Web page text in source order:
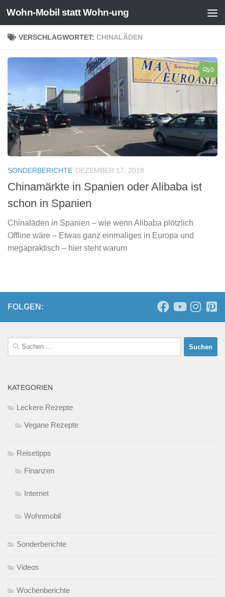
Zum Inhalt springen
Wohn-Mobil statt Wohn-ung
VERSCHLAGWORTET: CHINALÄDEN
0
SONDERBERICHTE DEZEMBER 17, 2018
Chinamärkte in Spanien oder Alibaba ist
schon in Spanien
Chinaläden in Spanien – wie wenn Alibaba plötzlich
Offline wäre – Etwas ganz einmaliges in Europa und
megapraktisch – hier steht warum
FOLGEN:
Suchen
nach:
KATEGORIEN
Leckere Rezepte
Vegane Rezepte
Reisetipps
Finanzen
Internet
Wohnmobil
Sonderberichte
Videos
Wochenberichte